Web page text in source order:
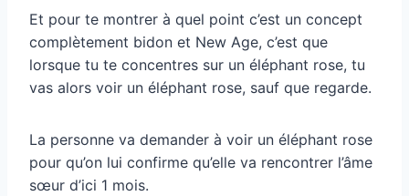
Et pour te montrer à quel point c’est un concept
complètement bidon et New Age, c’est que
lorsque tu te concentres sur un éléphant rose, tu
vas alors voir un éléphant rose, sauf que regarde.
La personne va demander à voir un éléphant rose
pour qu’on lui confirme qu’elle va rencontrer l’âme
sœur d’ici 1 mois.